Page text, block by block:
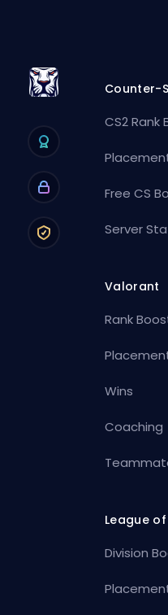
Counter-
CS2 Rank
Free CS
Server
Valorant
Rank
Wins
Coaching
League
Division